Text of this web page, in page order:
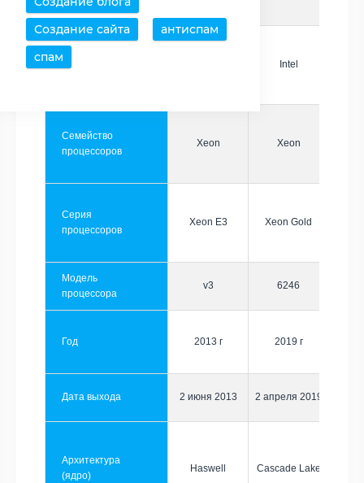
Создание сайта
антиспам
спам
Производитель Intel
Семейство
процессоров
Xeon Xeon
Серия
процессоров
Xeon E3 Xeon Gold
Модель
процессора
v3 6246
Год 2013 г 2019 г
Дата выхода 2 июня 2013 2 апреля 2019
Архитектура
(ядро)
Haswell Cascade Lake